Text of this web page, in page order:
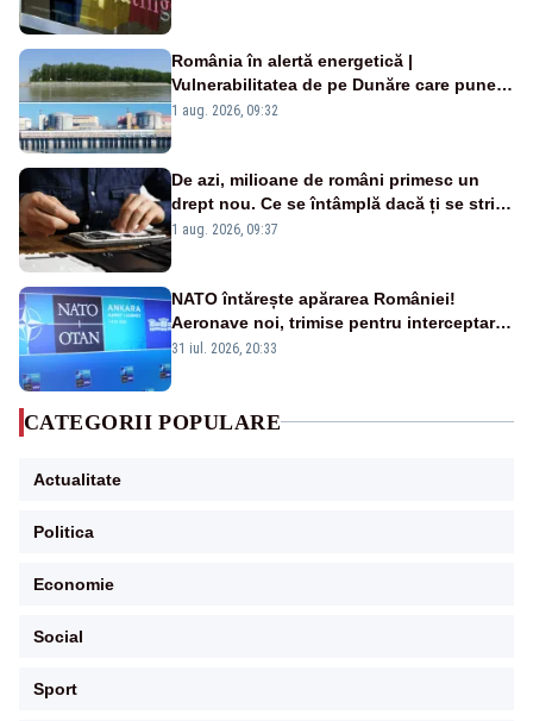
România în alertă energetică |
Vulnerabilitatea de pe Dunăre care pune
în pericol Centrala Cernavodă era
1 aug. 2026, 09:32
De azi, milioane de români primesc un
drept nou. Ce se întâmplă dacă ți se strică
un produs
1 aug. 2026, 09:37
NATO întărește apărarea României!
Aeronave noi, trimise pentru interceptarea
și distrugerea dronelor
31 iul. 2026, 20:33
CATEGORII POPULARE
Actualitate
Politica
Economie
Social
Sport